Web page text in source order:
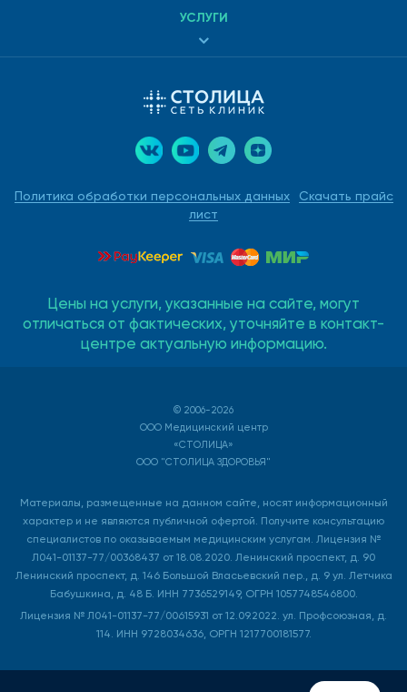
Политика обработки персональных данных
Скачать прайс
лист
УСЛУГИ
Цены на услуги, указанные на сайте, могут
отличаться от фактических, уточняйте в контакт-
центре актуальную информацию.
© 2006-2026
ООО Медицинский центр
«СТОЛИЦА»
ООО "СТОЛИЦА ЗДОРОВЬЯ"
Материалы, размещенные на данном сайте, носят информационный
характер и не являются публичной офертой. Получите консультацию
специалистов по оказываемым медицинским услугам. Лицензия №
Л041-01137-77/00368437 от 18.08.2020. Ленинский проспект, д. 90
Ленинский проспект, д. 146 Большой Власьевский пер., д. 9 ул. Летчика
Бабушкина, д. 48 Б. ИНН 7736529149, ОГРН 1057748546800.
Лицензия № Л041-01137-77/00615931 от 12.09.2022. ул. Профсоюзная, д.
114. ИНН 9728034636, ОРГН 1217700181577.